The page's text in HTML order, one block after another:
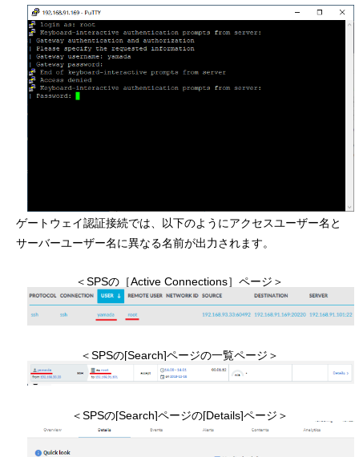
ゲートウェイ認証接続では、以下のようにアクセスユーザー名と
サーバーユーザー名に異なる名前が出力されます。
＜SPSの［Active Connections］ページ＞
＜SPSの[Search]ページの一覧ページ＞
＜SPSの[Search]ページの[Details]ページ＞